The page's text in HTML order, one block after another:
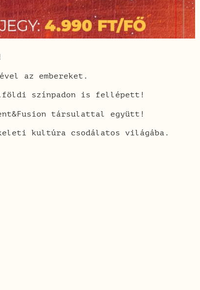
az embereket.
színpadon is fellépett!
társulattal együtt!
kultúra csodálatos világába.